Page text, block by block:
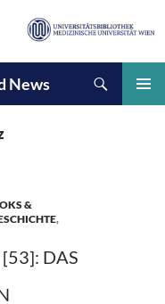
News
&
,
[53]: DAS